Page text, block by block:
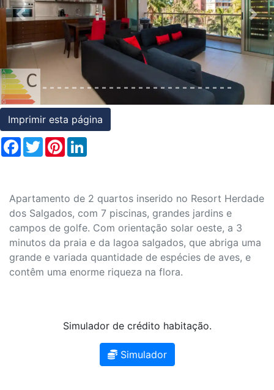
Testemunhos
Assessoria
Jurídica
Previous Next
Imprimir esta página
Facebook
TwitterPinterest
Apartamento de 2 quartos inserido no Resort Herdade
dos Salgados, com 7 piscinas, grandes jardins e
campos de golfe. Com orientação solar oeste, a 3
minutos da praia e da lagoa salgados, que abriga uma
grande e variada quantidade de espécies de aves, e
contêm uma enorme riqueza na flora.
Simulador de crédito habitação.
Simulador